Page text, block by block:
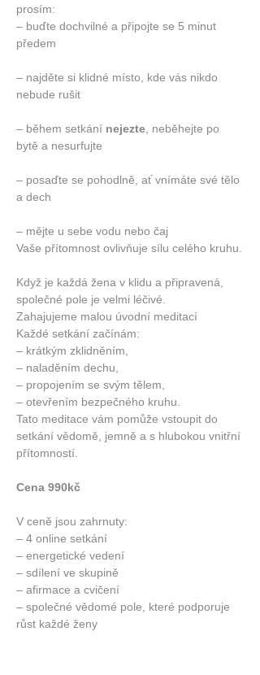
prosím:
– buďte dochvilné a připojte se 5 minut
předem
– najděte si klidné místo, kde vás nikdo
nebude rušit
– během setkání nejezte , neběhejte po
bytě a nesurfujte
– posaďte se pohodlně, ať vnímáte své tělo
a dech
– mějte u sebe vodu nebo čaj
Vaše přítomnost ovlivňuje sílu celého kruhu.
Když je každá žena v klidu a připravená,
společné pole je velmi léčivé.
Zahajujeme malou úvodní meditací
Každé setkání začínám:
– krátkým zklidněním,
– naladěním dechu,
– propojením se svým tělem,
– otevřením bezpečného kruhu.
Tato meditace vám pomůže vstoupit do
setkání vědomě, jemně a s hlubokou vnitřní
přítomností.
Cena 990kč
V ceně jsou zahrnuty:
– 4 online setkání
– energetické vedení
– sdílení ve skupině
– afirmace a cvičení
– společné vědomé pole, které podporuje
růst každé ženy